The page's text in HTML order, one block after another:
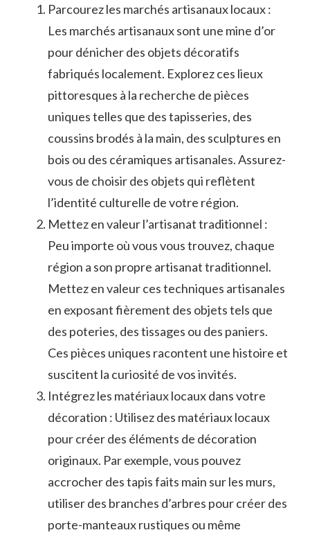
Parcourez ‌les marchés artisanaux locaux :⁤
Les marchés artisanaux sont une mine d’or
pour dénicher des ​objets décoratifs
fabriqués localement. Explorez ces lieux
pittoresques à la recherche de pièces
uniques telles que ‍des ⁣tapisseries, des
coussins ‌brodés à la ​main, des sculptures en
bois⁢ ou des céramiques artisanales. Assurez-
vous de ⁢choisir des objets qui ⁢reflètent
⁣l’identité culturelle de votre région.
Mettez en valeur l’artisanat traditionnel :
Peu importe ⁤où vous vous trouvez, chaque
région⁤ a son propre⁢ artisanat traditionnel.
Mettez en valeur ces ​techniques‌ artisanales
en exposant fièrement des objets⁢ tels que ​
des poteries, des⁣ tissages ⁣ou des paniers.‍
Ces pièces uniques racontent une histoire et
suscitent la ⁢curiosité de vos invités.
Intégrez les ⁢matériaux locaux ‍dans​ votre
⁣décoration :‍ Utilisez des matériaux ⁣locaux
pour ⁢créer‍ des éléments de ⁣décoration
originaux. Par​ exemple, vous⁣ pouvez
accrocher des tapis faits ⁢main sur les murs,
utiliser⁢ des branches ‌d’arbres pour créer‍ des
porte-manteaux rustiques ou même